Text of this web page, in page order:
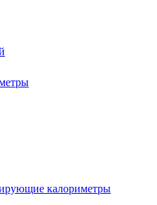
калориметры